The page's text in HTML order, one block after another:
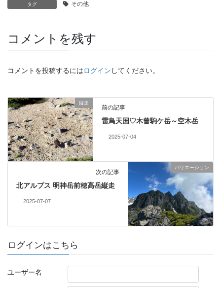
タグ その他
コメントを残す
コメントを投稿するにはログイン してください。
縦走
前の記事
雷鳥天国♡木曾駒ケ岳～空木岳
2025-07-04
バリエーション
次の記事
北アルプス 明神岳前穂高岳縦走
2025-07-07
ログインはこちら
ユーザー名